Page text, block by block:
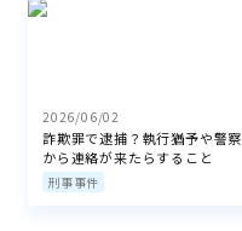
2026/06/02
詐欺罪で逮捕？執行猶予や警察
から連絡が来たらすること
刑事事件